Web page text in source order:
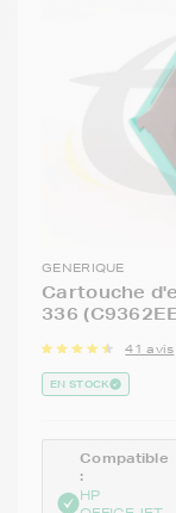
GENERIQUE
Cartouche
336
41 avis
EN STOCK
Compatible
:
HP